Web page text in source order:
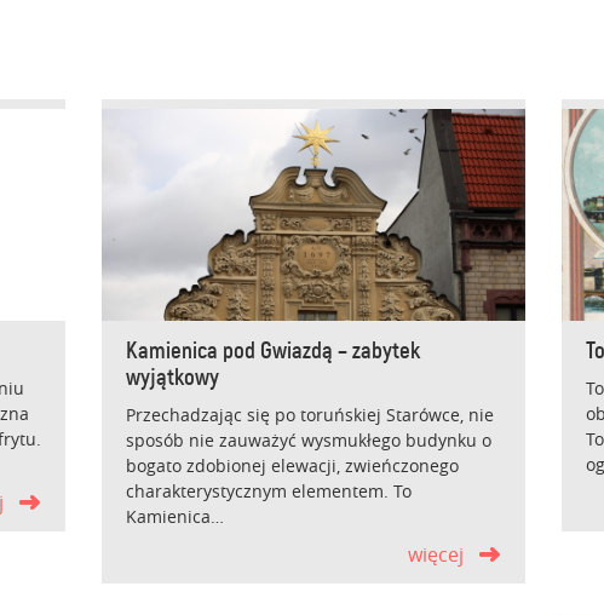
Kamienica pod Gwiazdą – zabytek
wyjątkowy
Przechadzając się po toruńskiej Starówce, nie
sposób nie zauważyć wysmukłego budynku o
bogato zdobionej elewacji, zwieńczonego
charakterystycznym elementem. To
Kamienica…
więcej